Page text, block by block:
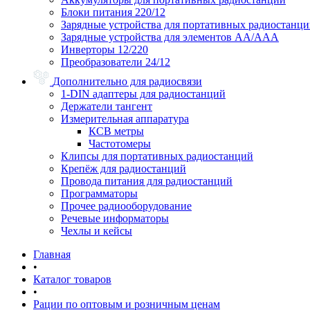
Блоки питания 220/12
Зарядные устройства для портативных
Зарядные устройства для элементов АА/ААА
Инверторы 12/220
Преобразователи 24/12
Дополнительно для радиосвязи
1-DIN адаптеры для радиостанций
Держатели тангент
Измерительная аппаратура
КСВ метры
Частотомеры
Клипсы для портативных радиостанций
Крепёж для радиостанций
Провода питания для радиостанций
Программаторы
Прочее радиооборудование
Речевые информаторы
Чехлы и кейсы
Главная
•
Каталог товаров
•
Рации по оптовым и розничным ценам